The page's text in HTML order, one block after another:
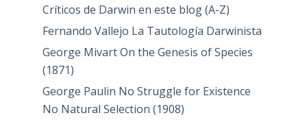
Críticos de Darwin en este blog (A-Z)
Fernando Vallejo La Tautología Darwinista
George Mivart On the Genesis of Species
(1871)
George Paulin No Struggle for Existence
No Natural Selection (1908)